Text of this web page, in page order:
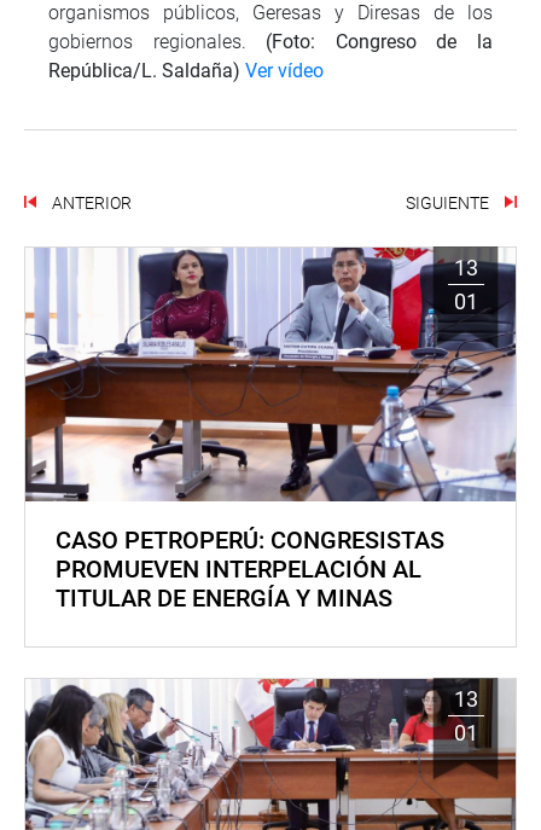
organismos públicos, Geresas y Diresas de los
gobiernos regionales. (Foto: Congreso de la
República/L. Saldaña) Ver vídeo
ANTERIOR SIGUIENTE
13
01
CASO PETROPERÚ: CONGRESISTAS
PROMUEVEN INTERPELACIÓN AL
TITULAR DE ENERGÍA Y MINAS
13
01